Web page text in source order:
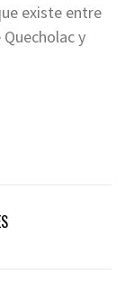
existe entre
y